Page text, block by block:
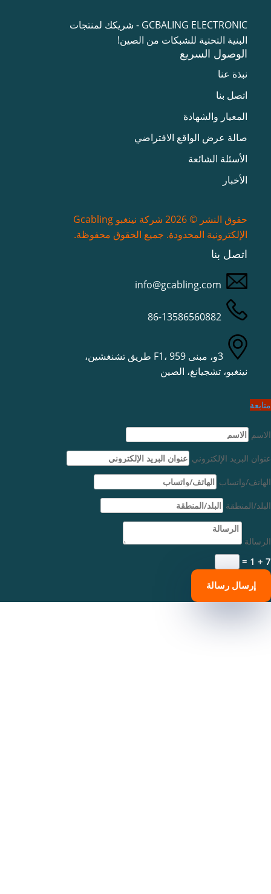
GCBALING ELECTRONIC - شريكك لمنتجات
البنية التحتية للشبكات من الصين!
الوصول السريع
نبذة عنا
اتصل بنا
المعيار والشهادة
صالة عرض الواقع الافتراضي
الأسئلة الشائعة
الأخبار
حقوق النشر © 2026 شركة نينغبو Gcabling
الإلكترونية المحدودة. جميع الحقوق محفوظة.
اتصل بنا
info@gcabling.com
3و، مبنى F1، 959 طريق تشنغشين،
نينغبو، تشجيانغ، الصين
متابعة
الاسم
عنوان البريد الإلكتروني
الهاتف/واتساب
البلد/المنطقة
الرسالة
7 + 1
=
إرسال رسالة